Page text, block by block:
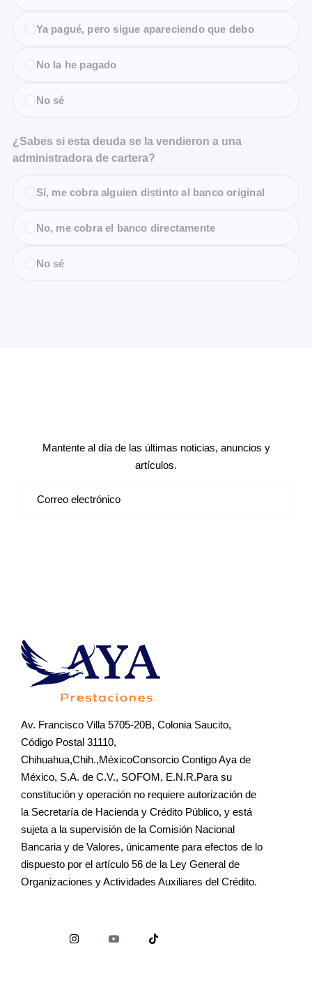
Ya pagué, pero sigue apareciendo que debo
No la he pagado
No sé
¿Sabes si esta deuda se la vendieron a una
administradora de cartera?
Sí, me cobra alguien distinto al banco original
No, me cobra el banco directamente
No sé
Mantente al día de las últimas noticias, anuncios y
artículos.
Av. Francisco Villa 5705-20B, Colonia Saucito,
Código Postal 31110,
Chihuahua,Chih.,MéxicoConsorcio Contigo Aya de
México, S.A. de C.V., SOFOM, E.N.R.Para su
constitución y operación no requiere autorización de
la Secretaría de Hacienda y Crédito Público, y está
sujeta a la supervisión de la Comisión Nacional
Bancaria y de Valores, únicamente para efectos de lo
dispuesto por el artículo 56 de la Ley General de
Organizaciones y Actividades Auxiliares del Crédito.